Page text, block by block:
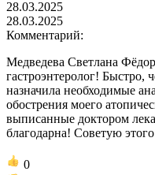
28.03.2025
28.03.2025
Комментарий:
Медведева Светлана
гастроэнтеролог! Быстро,
назначила необходимые
обострения моего
выписанные доктором
благодарна! Советую
0